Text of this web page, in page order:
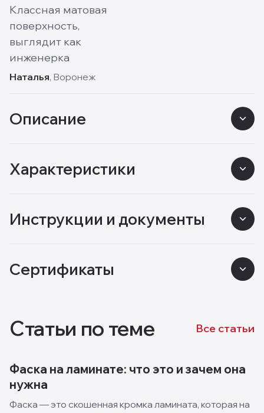
Классная матовая
поверхность,
выглядит как
инженерка
Наталья, Воронеж
Описание
Характеристики
Инструкции и документы
Сертификаты
Статьи по теме Все статьи
Фаска на ламинате: что это и зачем она
нужна
Фаска — это скошенная кромка ламината, которая на